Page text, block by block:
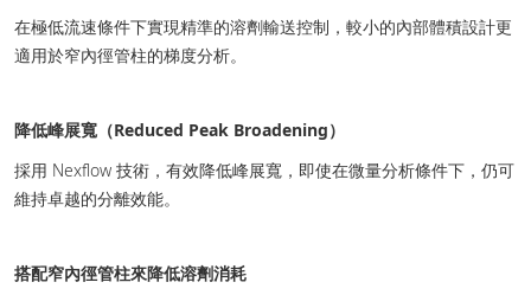
在極低流速條件下實現精準的溶劑輸送控制，較小的內部體積設計更
適用於窄內徑管柱的梯度分析。
降低峰展寬（Reduced Peak Broadening）
採用 Nexflow 技術，有效降低峰展寬，即使在微量分析條件下，仍可
維持卓越的分離效能。
搭配窄內徑管柱來降低溶劑消耗